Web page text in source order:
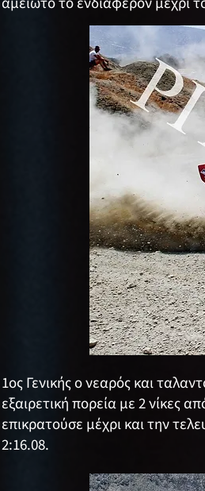
1ος Γενικής ο νεαρός και
εξαιρετική πορεία με 2 νίκες
επικρατούσε μέχρι και την
2:16.08.